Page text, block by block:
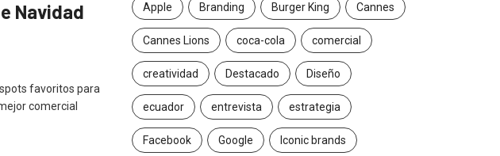
Navidad
favoritos para
comercial
Apple Branding Burger King Cannes
Cannes Lions coca-cola comercial
creatividad Destacado Diseño
ecuador entrevista estrategia
Facebook Google Iconic brands